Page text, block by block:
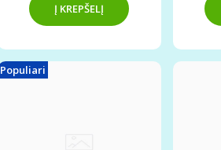
Populiari